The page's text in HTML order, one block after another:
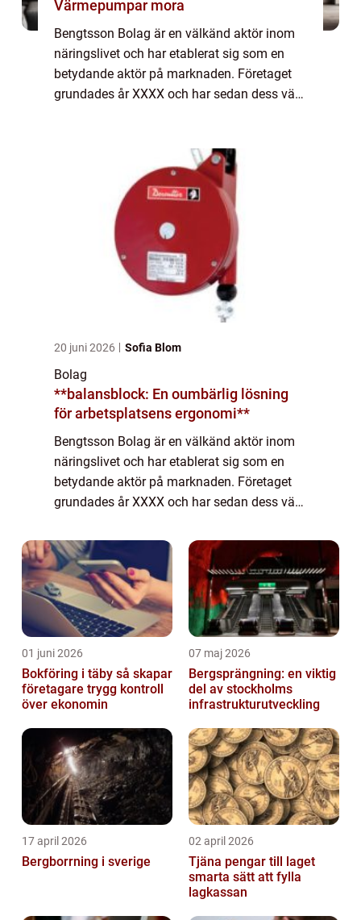
Värmepumpar mora
Bengtsson Bolag är en välkänd aktör inom
näringslivet och har etablerat sig som en
betydande aktör på marknaden. Företaget
grundades år XXXX och har sedan dess växt
20 juni 2026 Sofia Blom
Bolag
**balansblock: En oumbärlig lösning
för arbetsplatsens ergonomi**
Bengtsson Bolag är en välkänd aktör inom
näringslivet och har etablerat sig som en
betydande aktör på marknaden. Företaget
grundades år XXXX och har sedan dess växt
sektorer. En Omfattande Presentation av B...
01 juni 2026
Bokföring i täby så skapar
företagare trygg kontroll
över ekonomin
07 maj 2026
Bergsprängning: en viktig
del av stockholms
infrastrukturutveckling
17 april 2026
Bergborrning i sverige
02 april 2026
Tjäna pengar till laget
smarta sätt att fylla
lagkassan